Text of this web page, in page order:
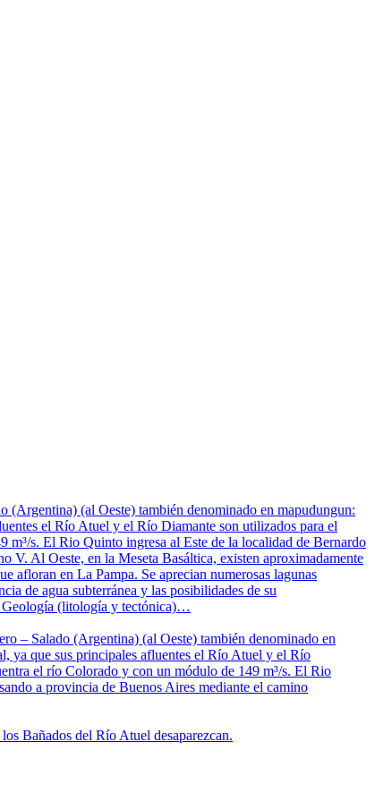
(Argentina) (al Oeste) también denominado en mapudungun:
el Río Atuel y el Río Diamante son utilizados para el
s. El Rio Quinto ingresa al Este de la localidad de Bernardo
V. Al Oeste, en la Meseta Basáltica, existen aproximadamente
afloran en La Pampa. Se aprecian numerosas lagunas
de agua subterránea y las posibilidades de su
Geología (litología y tectónica)…
– Salado (Argentina) (al Oeste) también denominado en
ya que sus principales afluentes el Río Atuel y el Río
el río Colorado y con un módulo de 149 m³/s. El Rio
a provincia de Buenos Aires mediante el camino
Bañados del Río Atuel desaparezcan.